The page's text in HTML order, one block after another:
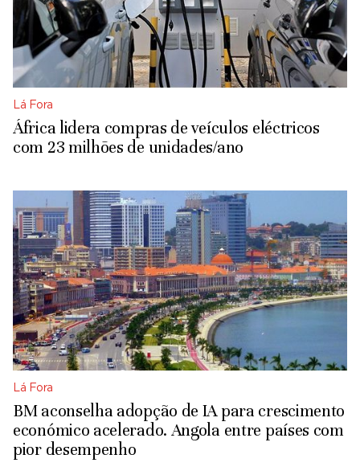
Lá Fora
África lidera compras de veículos eléctricos
com 23 milhões de unidades/ano
Lá Fora
BM aconselha adopção de IA para crescimento
económico acelerado. Angola entre países com
pior desempenho